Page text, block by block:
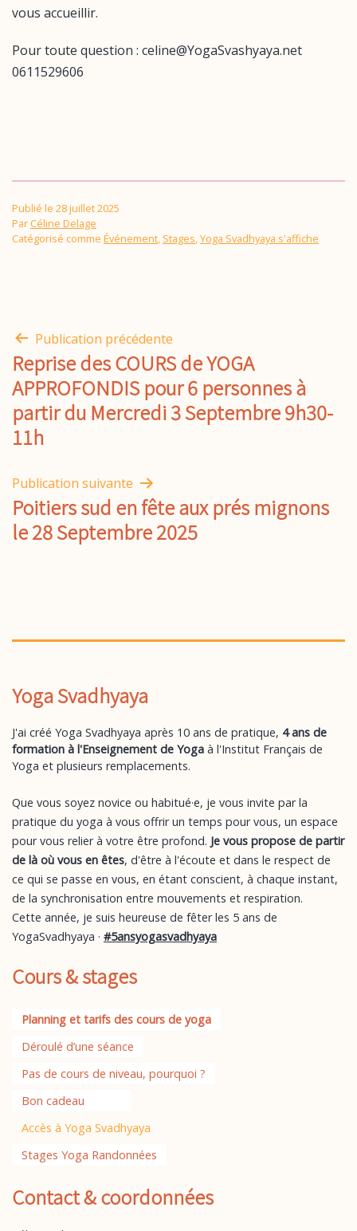
vous accueillir.
Pour toute question : celine@YogaSvashyaya.net
0611529606
Publié le 28 juillet 2025
Par Céline Delage
Catégorisé comme Événement, Stages,Yoga Svadhyaya s'affiche
Navigation
de
l’article
Publication précédente
Reprise des COURS de YOGA
APPROFONDIS pour 6 personnes à
partir du Mercredi 3 Septembre 9h30-
11h
Publication suivante
Poitiers sud en fête aux prés mignons
le 28 Septembre 2025
Yoga Svadhyaya
J'ai créé Yoga Svadhyaya après 10 ans de pratique, 4 ans de
formation à l'Enseignement de Yoga à l'Institut Français de
Yoga et plusieurs remplacements.
Que vous soyez novice ou habitué·e, je vous invite par la
pratique du yoga à vous offrir un temps pour vous, un espace
pour vous relier à votre être profond. Je vous propose de partir
de là où vous en êtes, d'être à l'écoute et dans le respect de
ce qui se passe en vous, en étant conscient, à chaque instant,
de la synchronisation entre mouvements et respiration.
Cette année, je suis heureuse de fêter les 5 ans de
YogaSvadhyaya · #5ansyogasvadhyaya
Cours & stages
Planning et tarifs des cours de yoga
Déroulé d’une séance
Pas de cours de niveau, pourquoi ?
Bon cadeau
Accès à Yoga Svadhyaya
Stages Yoga Randonnées
Contact & coordonnées